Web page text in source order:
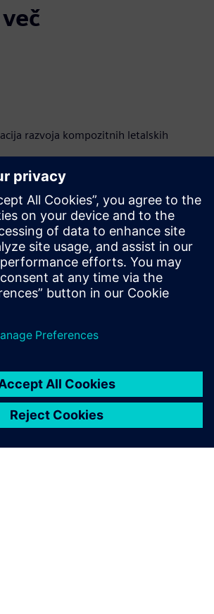
razvoja kompozitnih letalskih
4.0 za razvoj kompozitnih letalskih
oblikovanje eVTOL z uporabo
proizvodnje
Red Bull Racing
kompozitov, ojačanih s
Scuderia